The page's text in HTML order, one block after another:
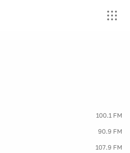
100.1 FM
90.9 FM
107.9 FM